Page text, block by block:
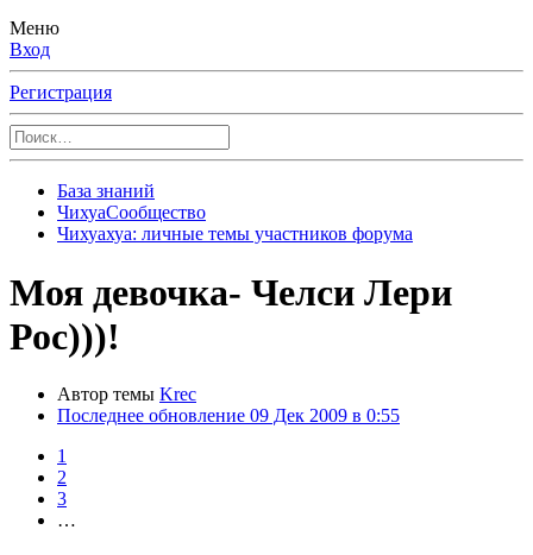
Меню
Вход
Регистрация
База знаний
ЧихуаСообщество
Чихуахуа: личные темы участников форума
Моя девочка- Челси Лери
Рос)))!
Автор темы Krec
Последнее обновление 09 Дек 2009 в 0:55
1
2
3
…